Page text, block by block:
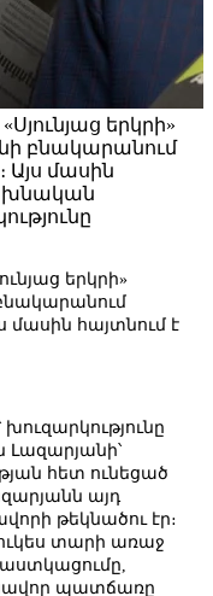
երկրի»
բնակարանում
Այս մասին
երկրի»
մասին հայտնում է
հետ ունեցած
այդ
թեկնածու էր։
տարի առաջ
պատճառը